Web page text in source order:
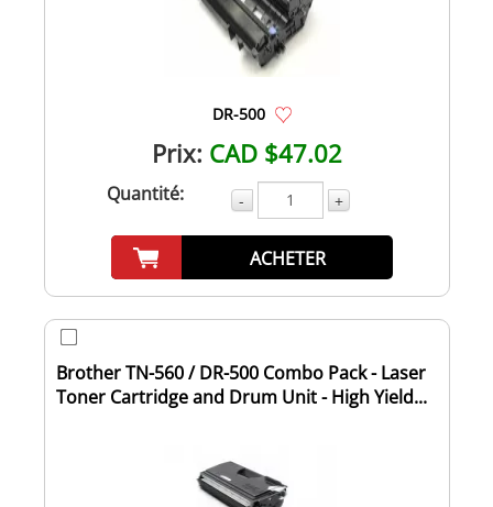
DR-500
Prix: CAD $47.02
Quantité: - +
ACHETER
Brother TN-560 / DR-500 Combo Pack - Laser
Toner Cartridge and Drum Unit - High Yield...